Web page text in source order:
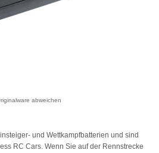
abweichen
und Wettkampfbatterien und sind
RC Cars. Wenn Sie auf der Rennstrecke